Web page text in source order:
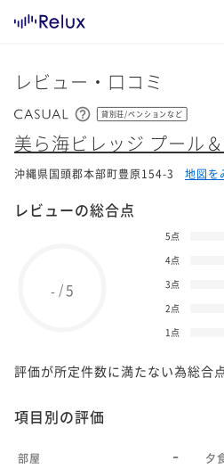
レビュー・口コミ
貸別荘/ペンションなど
美ら海ビレッジ プール
沖縄県国頭郡本部町豊原154-3 地図を
レビューの総合点
- /5
5点
4点
3点
2点
1点
評価が所定件数に満たない為総合
項目別の評価
部屋 - 夕